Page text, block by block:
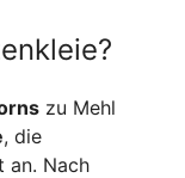
zu Mehl
, die
an. Nach